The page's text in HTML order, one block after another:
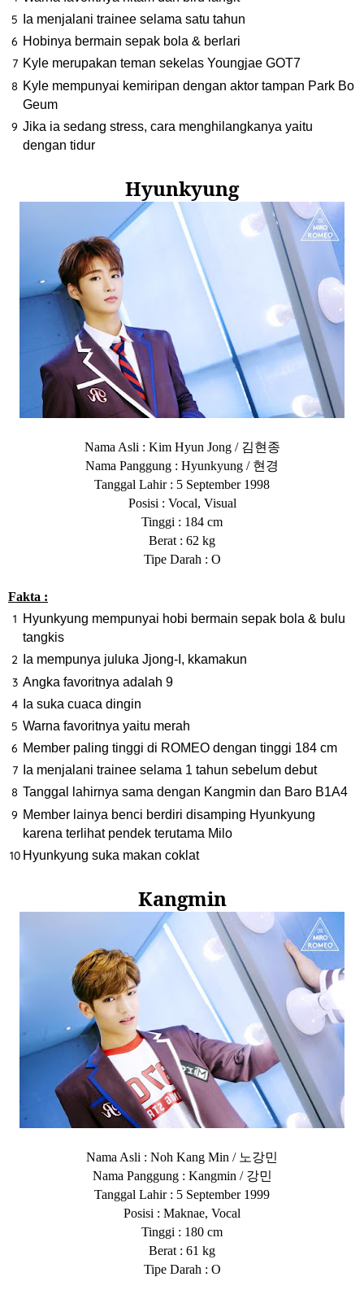
Ia menjalani trainee selama satu tahun
Hobinya bermain sepak bola & berlari
Kyle merupakan teman sekelas Youngjae GOT7
Kyle mempunyai kemiripan dengan aktor tampan Park Bo
Geum
Jika ia sedang stress, cara menghilangkanya yaitu
dengan tidur
Hyunkyung
Nama Asli : Kim Hyun Jong / 김현종
Nama Panggung : Hyunkyung / 현경
Tanggal Lahir : 5 September 1998
Posisi : Vocal, Visual
Tinggi : 184 cm
Berat : 62 kg
Tipe Darah : O
Fakta :
Hyunkyung mempunyai hobi bermain sepak bola & bulu
tangkis
Ia mempunya juluka Jjong-I, kkamakun
Angka favoritnya adalah 9
Ia suka cuaca dingin
Warna favoritnya yaitu merah
Member paling tinggi di ROMEO dengan tinggi 184 cm
Ia menjalani trainee selama 1 tahun sebelum debut
Tanggal lahirnya sama dengan Kangmin dan Baro B1A4
Member lainya benci berdiri disamping Hyunkyung
karena terlihat pendek terutama Milo
Hyunkyung suka makan coklat
Kangmin
Nama Asli : Noh Kang Min / 노강민
Nama Panggung : Kangmin /강민
Tanggal Lahir : 5 September 1999
Posisi : Maknae, Vocal
Tinggi : 180 cm
Berat : 61 kg
Tipe Darah : O